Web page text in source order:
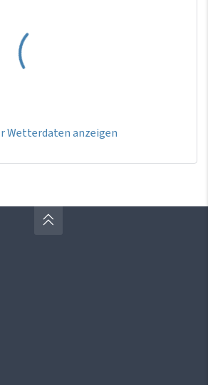
Wetterdaten anzeigen